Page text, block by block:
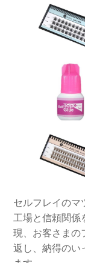
セルフレイのマ
工場と信頼関係
現、お客さまの
返し、納得のい